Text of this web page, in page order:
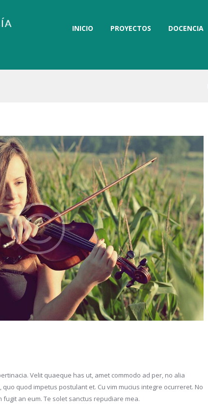
INICIO PROYECTOS DOCENCIA
Velit quaeque has ut, amet commodo ad per, no alia
quod impetus postulant et. Cu vim mucius integre ocurreret. No
an eum. Te solet sanctus repudiare mea.